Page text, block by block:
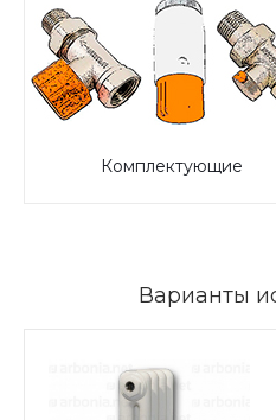
Комплектующие
Варианты